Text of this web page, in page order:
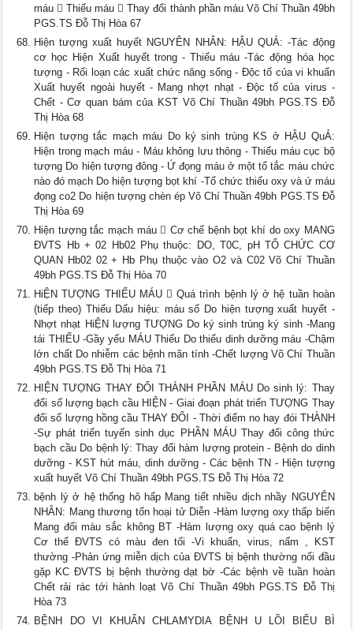
máu  Thiếu máu  Thay đổi thành phần máu Võ Chí Thuần 49bh
PGS.TS Đỗ Thị Hòa 67
Hiện tượng xuất huyết NGUYÊN NHÂN: HẬU QUẢ: -Tác động
cơ học Hiện Xuất huyết trong - Thiếu máu -Tác động hóa học
tượng - Rối loạn các xuất chức năng sống - Độc tố của vi khuẩn
Xuất huyết ngoài huyết - Mang nhợt nhạt - Độc tố của virus -
Chết - Cơ quan bám của KST Võ Chí Thuần 49bh PGS.TS Đỗ
Thị Hòa 68
Hiện tượng tắc mạch máu Do ký sinh trùng KS ở HẬU QuẢ:
Hiện trong mạch máu - Máu không lưu thông - Thiếu máu cục bộ
tượng Do hiện tượng đông - Ứ đọng máu ở một tổ tắc máu chức
nào đó mạch Do hiện tượng bọt khí -Tổ chức thiếu oxy và ứ máu
đọng co2 Do hiện tượng chèn ép Võ Chí Thuần 49bh PGS.TS Đỗ
Thị Hòa 69
Hiện tượng tắc mạch máu  Cơ chế bệnh bọt khí do oxy MANG
ĐVTS Hb + 02 Hb02 Phụ thuộc: DO, T0C, pH TỔ CHỨC CƠ
QUAN Hb02 02 + Hb Phụ thuộc vào O2 và C02 Võ Chí Thuần
49bh PGS.TS Đỗ Thị Hòa 70
HiỆN TƯỢNG THIẾU MÁU  Quá trình bệnh lý ở hệ tuần hoàn
(tiếp theo) Thiếu Dấu hiệu: máu số Do hiện tượng xuất huyết -
Nhợt nhạt HiỆN lượng TƯỢNG Do ký sinh trùng ký sinh -Mang
tái THIẾU -Gầy yếu MÁU Thiếu Do thiếu dinh dưỡng máu -Chậm
lớn chất Do nhiễm các bệnh mãn tính -Chết lượng Võ Chí Thuần
49bh PGS.TS Đỗ Thị Hòa 71
HIỆN TƯỢNG THAY ĐỔI THÀNH PHẦN MÁU Do sinh lý: Thay
đổi số lượng bạch cầu HIỆN - Giai đoạn phát triển TƯỢNG Thay
đổi số lượng hồng cầu THAY ĐỔI - Thời điểm no hay đói THÀNH
-Sự phát triển tuyến sinh dục PHẦN MÁU Thay đổi công thức
bạch cầu Do bệnh lý: Thay đổi hàm lượng protein - Bệnh do dinh
dưỡng - KST hút máu, dinh dưỡng - Các bệnh TN - Hiện tượng
xuất huyết Võ Chí Thuần 49bh PGS.TS Đỗ Thị Hòa 72
bệnh lý ở hệ thống hô hấp Mang tiết nhiều dịch nhầy NGUYÊN
NHÂN: Mang thương tổn hoại tử Diễn -Hàm lượng oxy thấp biến
Mang đổi màu sắc không BT -Hàm lượng oxy quá cao bệnh lý
Cơ thể ĐVTS có màu đen tối -Vi khuẩn, virus, nấm , KST
thường -Phản ứng miễn dịch của ĐVTS bị bệnh thường nổi đầu
gặp KC ĐVTS bị bệnh thường dạt bờ -Các bệnh về tuần hoàn
Chết rải rác tới hành loạt Võ Chí Thuần 49bh PGS.TS Đỗ Thị
Hòa 73
BỆNH DO VI KHUẨN CHLAMYDIA BỆNH U LỒI BIỂU BÌ